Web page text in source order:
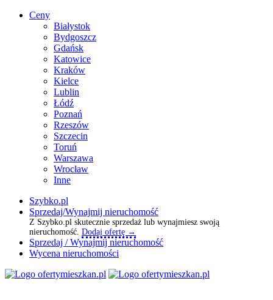
Ceny
Białystok
Bydgoszcz
Gdańsk
Katowice
Kraków
Kielce
Lublin
Łódź
Poznań
Rzeszów
Szczecin
Toruń
Warszawa
Wrocław
Inne
Szybko.pl
Sprzedaj/Wynajmij nieruchomość
Z Szybko.pl skutecznie sprzedaż lub wynajmiesz swoją
nieruchomość. Dodaj ofertę →
Sprzedaj / Wynajmij nieruchomość
Wycena nieruchomości